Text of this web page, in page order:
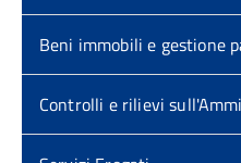
Beni immobili e gestione
Controlli e rilievi